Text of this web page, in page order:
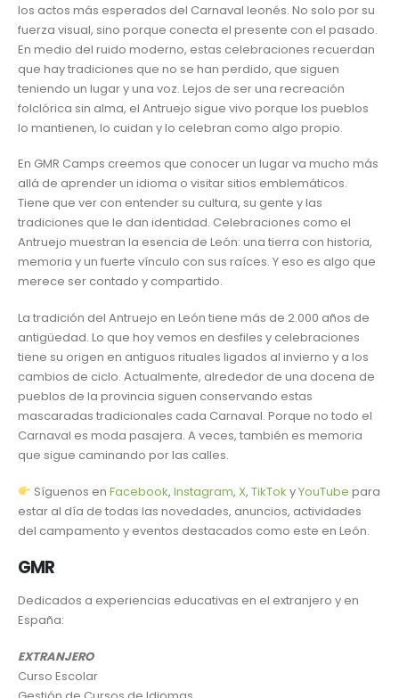
los actos más esperados del Carnaval leonés. No solo por su
fuerza visual, sino porque conecta el presente con el pasado.
En medio del ruido moderno, estas celebraciones recuerdan
que hay tradiciones que no se han perdido, que siguen
teniendo un lugar y una voz. Lejos de ser una recreación
folclórica sin alma, el Antruejo sigue vivo porque los pueblos
lo mantienen, lo cuidan y lo celebran como algo propio.
En GMR Camps creemos que conocer un lugar va mucho más
allá de aprender un idioma o visitar sitios emblemáticos.
Tiene que ver con entender su cultura, su gente y las
tradiciones que le dan identidad. Celebraciones como el
Antruejo muestran la esencia de León: una tierra con historia,
memoria y un fuerte vínculo con sus raíces. Y eso es algo que
merece ser contado y compartido.
La tradición del Antruejo en León tiene más de 2.000 años de
antigüedad. Lo que hoy vemos en desfiles y celebraciones
tiene su origen en antiguos rituales ligados al invierno y a los
cambios de ciclo. Actualmente, alrededor de una docena de
pueblos de la provincia siguen conservando estas
mascaradas tradicionales cada Carnaval. Porque no todo el
Carnaval es moda pasajera. A veces, también es memoria
que sigue caminando por las calles.
Síguenos en Facebook, Instagram, X, TikTok yYouTube para
estar al día de todas las novedades, anuncios, actividades
del campamento y eventos destacados como este en León.
GMR
Dedicados a experiencias educativas en el extranjero y en
España:
EXTRANJERO
Curso Escolar